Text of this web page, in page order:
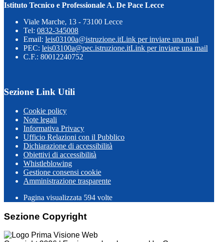
Istituto Tecnico e Professionale A. De Pace Lecce
Viale Marche, 13 - 73100 Lecce
Tel: 0832-345008
Email: leis03100a@istruzione.itLink per inviare una mail
PEC: leis03100a@pec.istruzione.itLink per inviare una mail
C.F.: 80012240752
Sezione Link Utili
Cookie policy
Note legali
Informativa Privacy
Ufficio Relazioni con il Pubblico
Dichiarazione di accessibilità
Obiettivi di accessibilità
Whistleblowing
Gestione consensi cookie
Amministrazione trasparente
Pagina visualizzata 594 volte
Sezione Copyright